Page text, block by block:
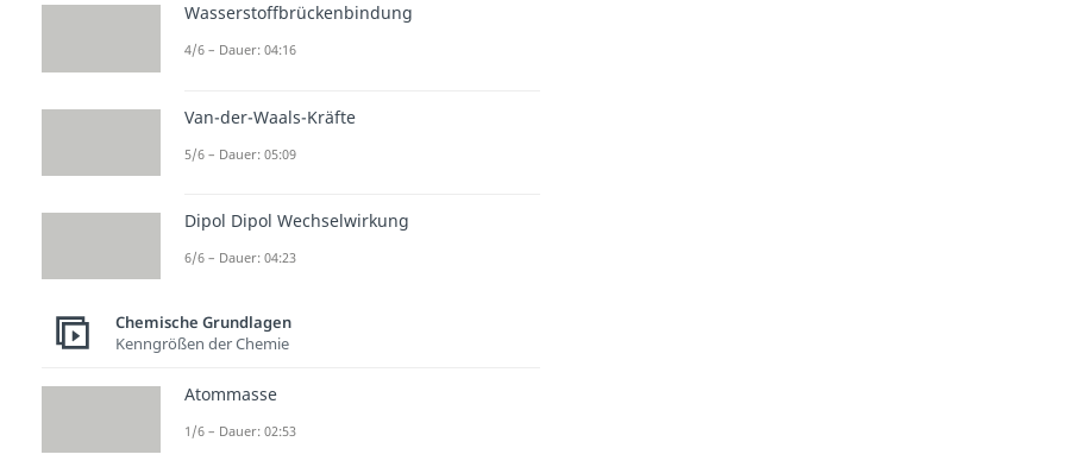
Wasserstoffbrückenbindung
4/6 – Dauer: 04:16
Van-der-Waals-Kräfte
5/6 – Dauer: 05:09
Dipol Dipol Wechselwirkung
6/6 – Dauer: 04:23
Chemische Grundlagen
Kenngrößen der Chemie
Atommasse
1/6 – Dauer: 02:53